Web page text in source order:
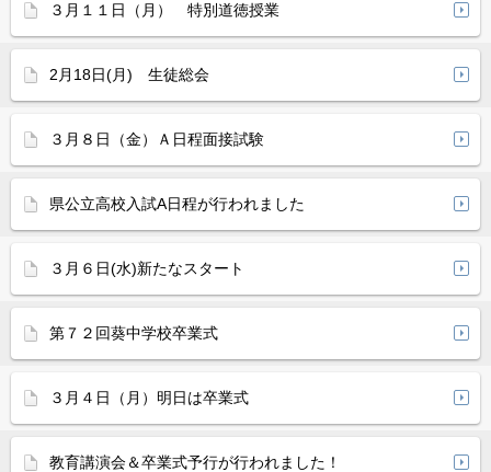
３月１１日（月） 特別道徳授業
2月18日(月) 生徒総会
３月８日（金）Ａ日程面接試験
県公立高校入試A日程が行われました
３月６日(水)新たなスタート
第７２回葵中学校卒業式
３月４日（月）明日は卒業式
教育講演会＆卒業式予行が行われました！